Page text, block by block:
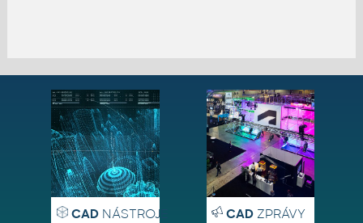
CADNÁSTROJE CADZPRÁVY